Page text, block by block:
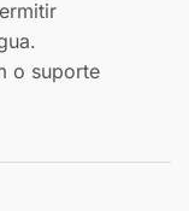
o suporte